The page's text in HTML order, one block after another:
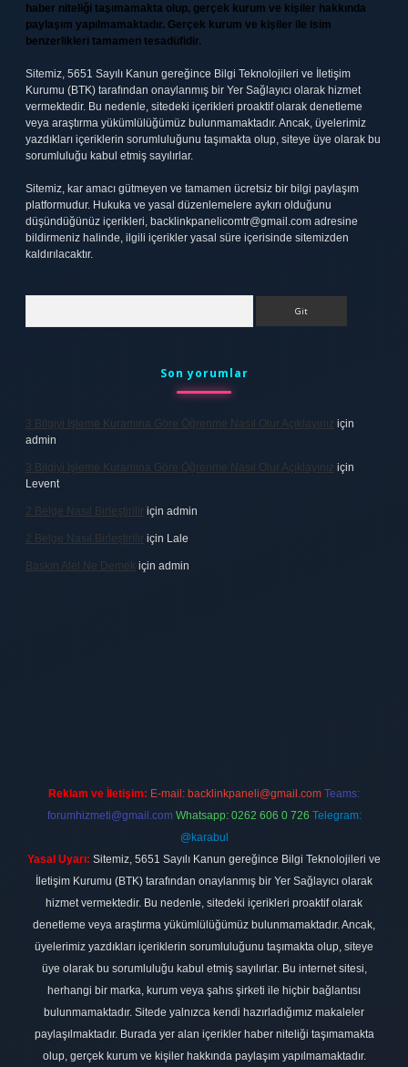
haber niteliği taşımamakta olup, gerçek kurum ve kişiler hakkında
paylaşım yapılmamaktadır. Gerçek kurum ve kişiler ile isim
benzerlikleri tamamen tesadüfidir.
Sitemiz, 5651 Sayılı Kanun gereğince Bilgi Teknolojileri ve İletişim
Kurumu (BTK) tarafından onaylanmış bir Yer Sağlayıcı olarak hizmet
vermektedir. Bu nedenle, sitedeki içerikleri proaktif olarak denetleme
veya araştırma yükümlülüğümüz bulunmamaktadır. Ancak, üyelerimiz
yazdıkları içeriklerin sorumluluğunu taşımakta olup, siteye üye olarak bu
sorumluluğu kabul etmiş sayılırlar.
Sitemiz, kar amacı gütmeyen ve tamamen ücretsiz bir bilgi paylaşım
platformudur. Hukuka ve yasal düzenlemelere aykırı olduğunu
düşündüğünüz içerikleri, backlinkpanelicomtr@gmail.com adresine
bildirmeniz halinde, ilgili içerikler yasal süre içerisinde sitemizden
kaldırılacaktır.
Son yorumlar
3 Bilgiyi Işleme Kuramına Göre Öğrenme Nasıl Olur Açıklayınız için
admin
3 Bilgiyi Işleme Kuramına Göre Öğrenme Nasıl Olur Açıklayınız için
Levent
2 Belge Nasıl Birleştirilir için admin
2 Belge Nasıl Birleştirilir için Lale
Baskın Alel Ne Demek için admin
Reklam ve İletişim: E-mail: backlinkpaneli@gmail.com Teams:
forumhizmeti@gmail.com Whatsapp: 0262 606 0 726 Telegram:
@karabul
Yasal Uyarı: Sitemiz, 5651 Sayılı Kanun gereğince Bilgi Teknolojileri ve
İletişim Kurumu (BTK) tarafından onaylanmış bir Yer Sağlayıcı olarak
hizmet vermektedir. Bu nedenle, sitedeki içerikleri proaktif olarak
denetleme veya araştırma yükümlülüğümüz bulunmamaktadır. Ancak,
üyelerimiz yazdıkları içeriklerin sorumluluğunu taşımakta olup, siteye
üye olarak bu sorumluluğu kabul etmiş sayılırlar. Bu internet sitesi,
herhangi bir marka, kurum veya şahıs şirketi ile hiçbir bağlantısı
bulunmamaktadır. Sitede yalnızca kendi hazırladığımız makaleler
paylaşılmaktadır. Burada yer alan içerikler haber niteliği taşımamakta
olup, gerçek kurum ve kişiler hakkında paylaşım yapılmamaktadır.